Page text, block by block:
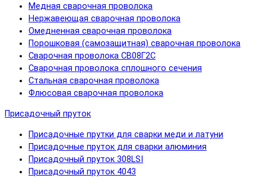
Медная сварочная проволока
Нержавеющая сварочная проволока
Омедненная сварочная проволока
Порошковая (самозащитная) сварочная проволока
Сварочная проволока СВ08Г2С
Сварочная проволока сплошного сечения
Стальная сварочная проволока
Флюсовая сварочная проволока
Присадочный пруток
Присадочные прутки для сварки меди и латуни
Присадочные пруток для сварки алюминия
Присадочный пруток 308LSI
Присадочный пруток 4043